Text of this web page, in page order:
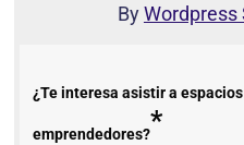
ByWordpress
¿Te interesa asistir a
emprendedores?*